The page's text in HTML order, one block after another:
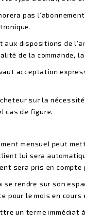
pas
aux dispositions de
de la commande,
acceptation
sur la
cas de figure.
mensuel peut
lui sera
sera pris en compte
se rendre sur son
pour le mois en
un terme immédiat